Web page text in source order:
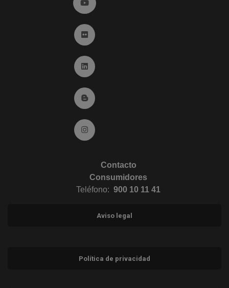
Ir a YouTube (abre en ventana nueva)
Ir a Flickr (abre en ventana nueva)
Ir a Linkedin (abre en ventana nueva)
Ir al Blog (abre en ventana nueva)
Ir a Instagram (abre en ventana nueva)
Contacto
Consumidores
Teléfono: 900 10 11 41
Aviso legal
Política de privacidad